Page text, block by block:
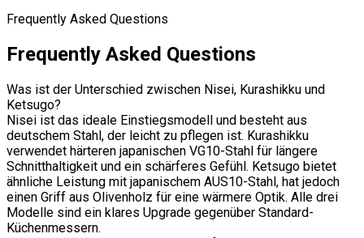
Frequently Asked Questions
Frequently Asked Questions
Was ist der Unterschied zwischen Nisei, Kurashikku und
Ketsugo?
Nisei ist das ideale Einstiegsmodell und besteht aus
deutschem Stahl, der leicht zu pflegen ist. Kurashikku
verwendet härteren japanischen VG10-Stahl für längere
Schnitthaltigkeit und ein schärferes Gefühl. Ketsugo bietet
ähnliche Leistung mit japanischem AUS10-Stahl, hat jedoch
einen Griff aus Olivenholz für eine wärmere Optik. Alle drei
Modelle sind ein klares Upgrade gegenüber Standard-
Küchenmessern.